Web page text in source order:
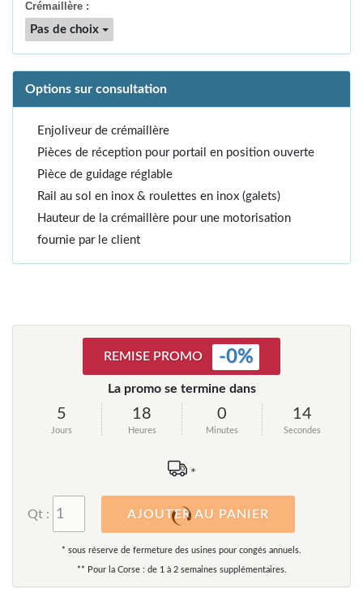
Crémaillère :
Pas de choix
Options sur consultation
Enjoliveur de crémaillère
Pièces de réception pour portail en position ouverte
Pièce de guidage réglable
Rail au sol en inox & roulettes en inox (galets)
Hauteur de la crémaillère pour une motorisation
fournie par le client
REMISE PROMO -0%
La promo se termine dans
5
Jours
18
Heures
0
Minutes
12
Secondes
*
Qt : AJOUTER AU PANIER
* sous réserve de fermeture des usines pour congés annuels.
** Pour la Corse : de 1 à 2 semaines supplémentaires.